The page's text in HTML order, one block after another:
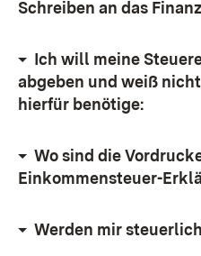
Schreiben an das
Ich will meine
abgeben und weiß
hierfür benötige:
Wo sind die
Einkommensteuer-
Werden mir